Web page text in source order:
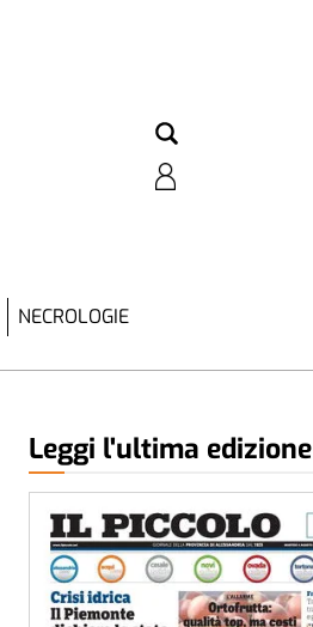
NECROLOGIE
Leggi l'ultima edizione